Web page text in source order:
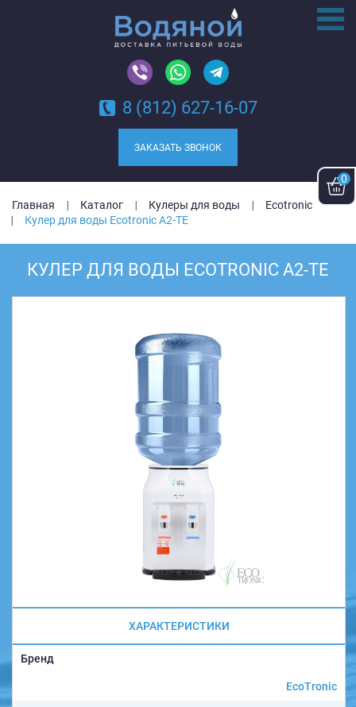
0
8 (812) 627-16-07
ЗАКАЗАТЬ ЗВОНОК
Главная Каталог Кулеры для воды
Ecotronic
Кулер для воды Ecotronic A2-TE
КУЛЕР ДЛЯ ВОДЫ ECOTRONIC A2-TE
ХАРАКТЕРИСТИКИ
Бренд
EcoTronic